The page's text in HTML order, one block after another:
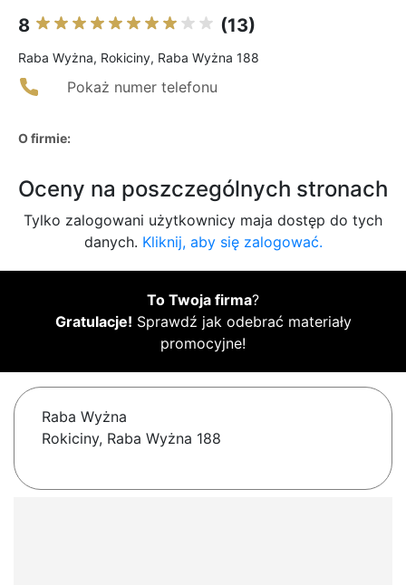
8 (13)
Raba Wyżna, Rokiciny, Raba Wyżna 188
Pokaż numer telefonu
O firmie:
Oceny na poszczególnych stronach
Tylko zalogowani użytkownicy maja dostęp do tych
danych. Kliknij, aby się zalogować.
To Twoja firma?
Gratulacje! Sprawdź jak odebrać materiały
promocyjne!
Raba Wyżna
Rokiciny, Raba Wyżna 188